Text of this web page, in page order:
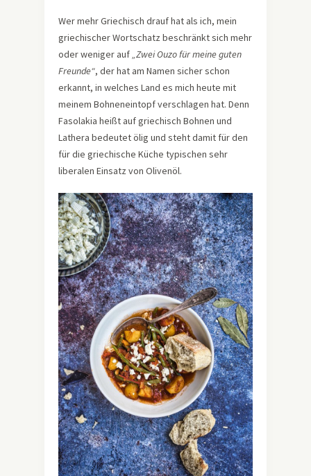
Wer mehr Griechisch drauf hat als ich, mein
griechischer Wortschatz beschränkt sich mehr
oder weniger auf„Zwei Ouzo für meine guten
Freunde“, der hat am Namen sicher schon
erkannt, in welches Land es mich heute mit
meinem Bohneneintopf verschlagen hat. Denn
Fasolakia heißt auf griechisch Bohnen und
Lathera bedeutet ölig und steht damit für den
für die griechische Küche typischen sehr
liberalen Einsatz von Olivenöl.